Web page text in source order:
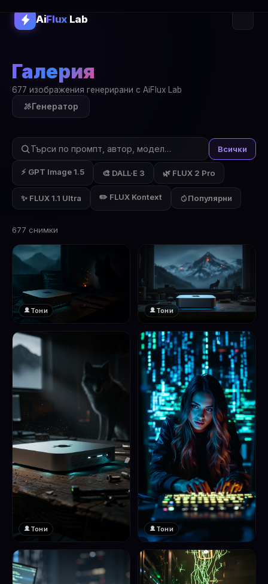
AiFluxLab
Галерия
677 изображения генерирани с AiFlux Lab
Генератор
Всички
⚡ GPT Image 1.5 🎨 DALL·E 3 🌿 FLUX 2 Pro
✨ FLUX 1.1 Ultra ✏️ FLUX Kontext Популярни
677 снимки
Тони Тони
Тони
❤️
1
Тони